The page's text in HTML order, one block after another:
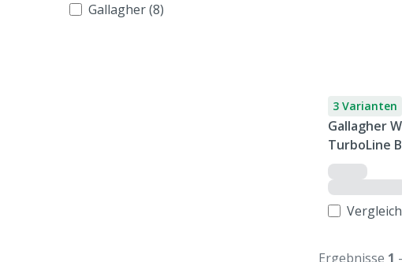
Gallagher (8)
3 Varianten
Gallagher
TurboLine
Ergebnisse 1 -